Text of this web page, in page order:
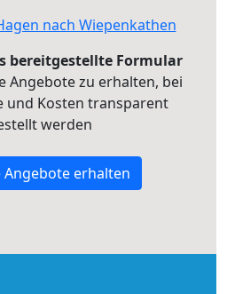
nach Wiepenkathen
bereitgestellte Formular
Angebote zu erhalten, bei
und Kosten transparent
werden
Angebote erhalten